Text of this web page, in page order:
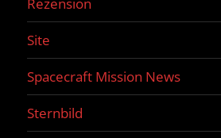
Site
Spacecraft Mission News
Sternbild